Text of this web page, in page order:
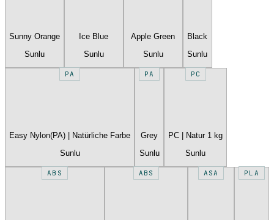
Sunny Orange
Sunlu
Ice Blue
Sunlu
Apple Green
Sunlu
Black
Sunlu
PA
Easy Nylon(PA) | Natürliche Farbe
Sunlu
PA
Grey
Sunlu
PC
PC | Natur 1 kg
Sunlu
ABS ABS ASA PLA